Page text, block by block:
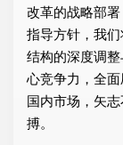
改革的战略部
指导方针，我
结构的深度调
心竞争力，全
国内市场，矢
搏。